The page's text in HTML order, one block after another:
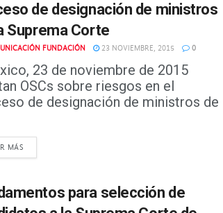
de designación de ministros
Suprema Corte
FUNDACIÓN 23 NOVIEMBRE, 2015 0
23 de noviembre de 2015
OSCs sobre riesgos en el
de designación de ministros de
MÁS
para selección de